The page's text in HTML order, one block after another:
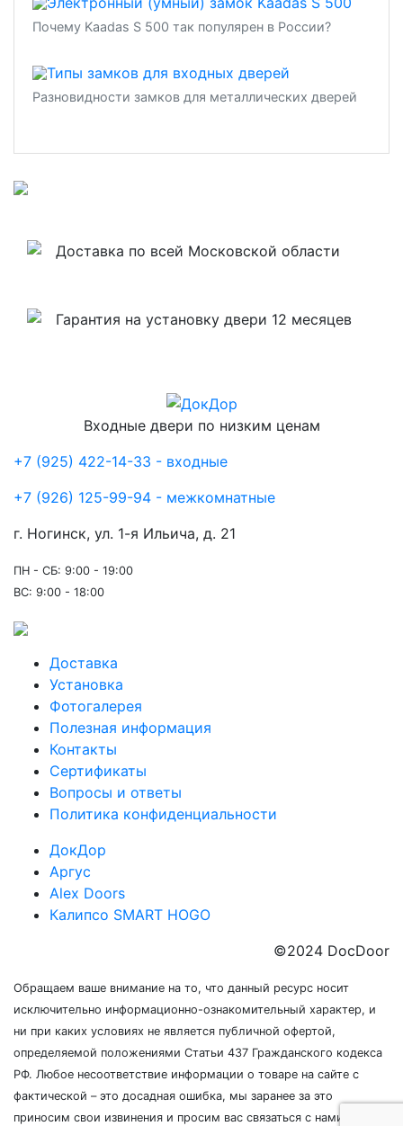
Почему Kaadas S 500 так популярен в России?
Разновидности замков для металлических дверей
Доставка по всей Московской области
Гарантия на установку двери 12 месяцев
Входные двери по низким ценам
+7 (925) 422-14-33 - входные
+7 (926) 125-99-94 - межкомнатные
г. Ногинск, ул. 1-я Ильича, д. 21
ПН - СБ: 9:00 - 19:00
ВС: 9:00 - 18:00
Доставка
Установка
Фотогалерея
Полезная информация
Контакты
Сертификаты
Вопросы и ответы
Политика конфиденциальности
ДокДор
Аргус
Alex Doors
Калипсо SMART HOGO
©2024 DocDoor
Обращаем ваше внимание на то, что данный ресурс носит
исключительно информационно-ознакомительный характер, и
ни при каких условиях не является публичной офертой,
определяемой положениями Статьи 437 Гражданского кодекса
РФ. Любое несоответствие информации о товаре на сайте с
фактической – это досадная ошибка, мы заранее за это
приносим свои извинения и просим вас связаться с нами по